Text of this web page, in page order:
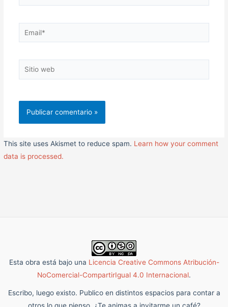
Email*
Sitio
web
This site uses Akismet to reduce spam. Learn how your comment
data is processed.
Esta obra está bajo una Licencia Creative Commons Atribución-
NoComercial-CompartirIgual 4.0 Internacional.
Escribo, luego existo. Publico en distintos espacios para contar a